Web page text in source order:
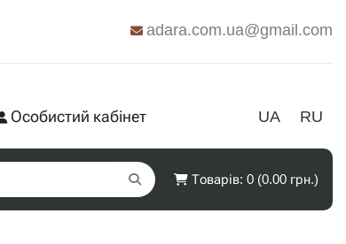
adara.com.ua@gmail.com
UA RU
Особистий кабінет
Товарів: 0 (0.00 грн.)